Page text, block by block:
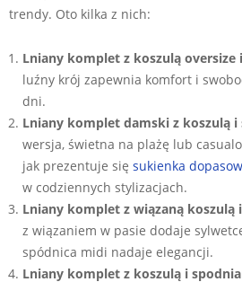
trendy. Oto kilka z nich:
Lniany komplet z koszulą
luźny krój zapewnia komfort i
dni.
Lniany komplet damski z koszulą
wersja, świetna na plażę lub
jak prezentuje się sukienka
w codziennych stylizacjach.
Lniany komplet z wiązaną koszulą
z wiązaniem w pasie dodaje
spódnica midi nadaje elegancji.
Lniany komplet z koszulą i